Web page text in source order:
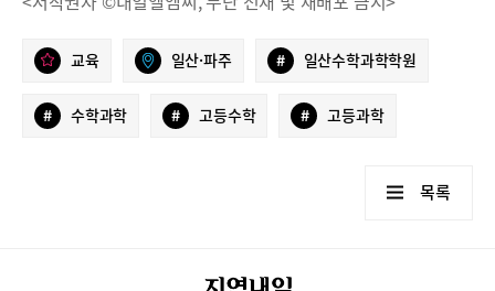
교육 일산·파주 # 일산수학과학학원
# 수학과학 # 고등수학 # 고등과학
목록